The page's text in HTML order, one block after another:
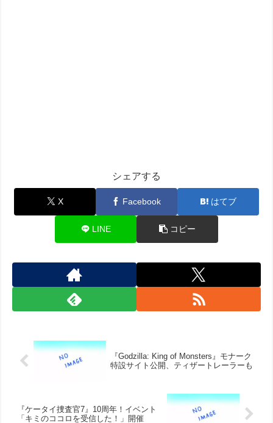
シェアする
X Facebook はてブ
LINE コピー
『Godzilla: King of Monsters』モナーク
特設サイト公開、ティザートレーラーも
『ケータイ捜査官7』10周年！イベント
「キミのココロを受信した！」開催